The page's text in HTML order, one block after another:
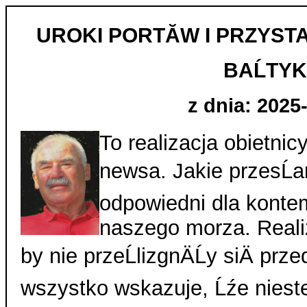
UROKI PORTĂW I
z dnia:
To realizacja
newsa. Jakie
odpowiedni dla
naszego morza.
by nie przeĹlizgnÄĹy siÄ
wszystko wskazuje, Ĺźe